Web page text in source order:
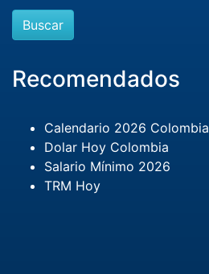
Buscar
Recomendados
Calendario 2026 Colombia
Dolar Hoy Colombia
Salario Mínimo 2026
TRM Hoy